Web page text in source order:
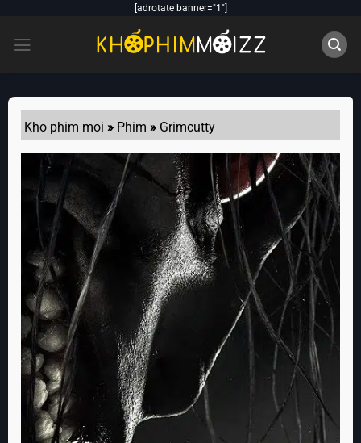
content
[adrotate banner="1"]
Kho phim moi » Phim » Grimcutty